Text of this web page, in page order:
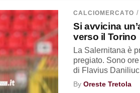
CALCIOMERCATO /
Si avvicina
verso il Torino
La Salernitana è
pregiato. Sono
di Flavius Daniliuc
ByOreste Tretola